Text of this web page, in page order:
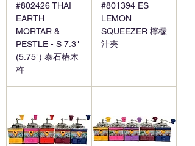
#802426 THAI
EARTH
MORTAR &
PESTLE - S 7.3"
(5.75") 泰石椿木
杵
#801394 ES
LEMON
SQUEEZER 檸檬
汁夾